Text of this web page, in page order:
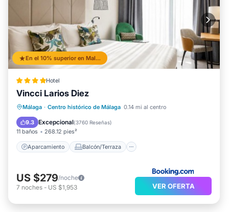
En el 10% superior en Malaga Historic Centre
Hotel
Vincci Larios Diez
Málaga · Centro histórico de Málaga 0.14 mi al centro
9.3 Excepcional(3760 Reseñas)
11 baños 268.12 pies²
Aparcamiento Balcón/Terraza
Aparcamiento
Balcón/Terraza
Aire acondicionado
US $279/noche
7 noches - US $1,953 VER OFERTA